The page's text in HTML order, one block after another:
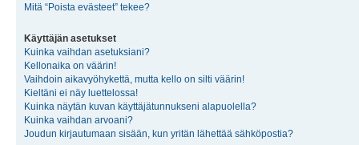
Mitä “Poista evästeet” tekee?
Käyttäjän asetukset
Kuinka vaihdan asetuksiani?
Kellonaika on väärin!
Vaihdoin aikavyöhykettä, mutta kello on silti väärin!
Kieltäni ei näy luettelossa!
Kuinka näytän kuvan käyttäjätunnukseni alapuolella?
Kuinka vaihdan arvoani?
Joudun kirjautumaan sisään, kun yritän lähettää sähköpostia?